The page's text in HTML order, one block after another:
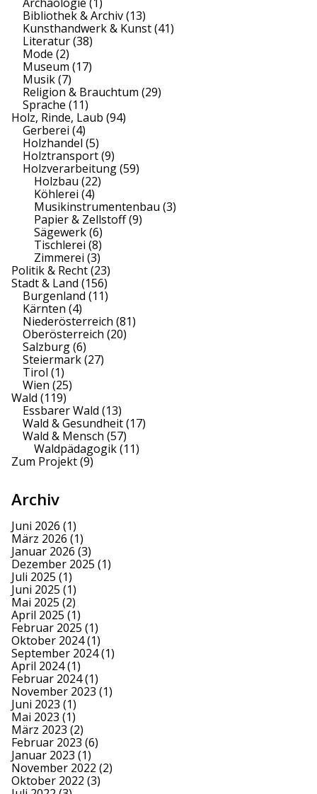
Bibliothek & Archiv(13)
Kunsthandwerk & Kunst(41)
Literatur(38)
Mode (2)
Museum (17)
Musik(7)
Religion & Brauchtum (29)
Sprache (11)
Holz, Rinde, Laub (94)
Gerberei (4)
Holzhandel (5)
Holztransport(9)
Holzverarbeitung(59)
Holzbau (22)
Köhlerei (4)
Musikinstrumentenbau (3)
Papier & Zellstoff(9)
Sägewerk(6)
Tischlerei (8)
Zimmerei (3)
Politik & Recht(23)
Stadt & Land (156)
Burgenland (11)
Kärnten (4)
Niederösterreich (81)
Oberösterreich (20)
Salzburg(6)
Steiermark(27)
Tirol (1)
Wien (25)
Wald (119)
Essbarer Wald (13)
Wald & Gesundheit(17)
Wald & Mensch (57)
Waldpädagogik(11)
Zum Projekt(9)
Archiv
Juni 2026 (1)
März 2026 (1)
Januar 2026 (3)
Dezember 2025 (1)
Juli 2025 (1)
Juni 2025 (1)
Mai 2025 (2)
April 2025 (1)
Februar 2025 (1)
Oktober 2024(1)
September 2024(1)
April 2024(1)
Februar 2024(1)
November 2023 (1)
Juni 2023 (1)
Mai 2023 (1)
März 2023 (2)
Februar 2023 (6)
Januar 2023 (1)
November 2022 (2)
Oktober 2022 (3)